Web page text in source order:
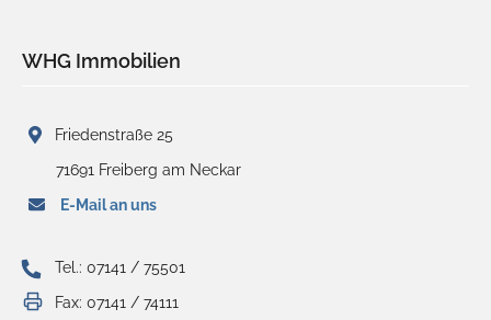
WHG Immobilien
Friedenstraße 25
71691 Freiberg am Neckar
E-Mail an uns
Tel.: 07141 / 75501
Fax: 07141 / 74111